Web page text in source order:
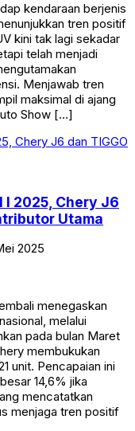
kendaraan berjenis
tren positif
kini tak lagi sekadar
telah menjadi
Menjawab tren
maksimal di ajang
Show […]
I 2025, Chery J6
Utama
2025
menegaskan
melalui
pada bulan Maret
membukukan
unit. Pencapaian ini
14,6% jika
mencatatkan
menjaga tren positif